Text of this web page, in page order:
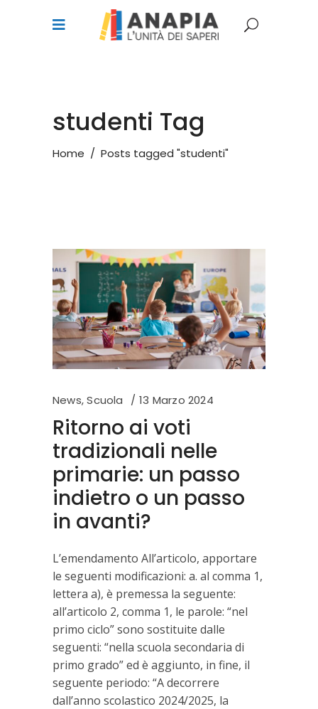
studenti Tag
Home / Posts tagged "studenti"
News,Scuola 13 Marzo 2024
Ritorno ai voti
tradizionali nelle
primarie: un passo
indietro o un passo
in avanti?
L’emendamento All’articolo, apportare
le seguenti modificazioni: a. al comma 1,
lettera a), è premessa la seguente:
all’articolo 2, comma 1, le parole: “nel
primo ciclo” sono sostituite dalle
seguenti: “nella scuola secondaria di
primo grado” ed è aggiunto, in fine, il
seguente periodo: “A decorrere
dall’anno scolastico 2024/2025, la